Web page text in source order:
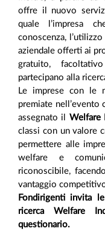
offre il nuovo
quale l’impresa
conoscenza,
aziendale offerti ai
gratuito,
partecipano alla
Le imprese con le
premiate
assegnato il Welfare
classi con un valore
permettere alle
welfare e
riconoscibile,
vantaggio
Fondirigenti invita
ricerca Welfare
questionario.